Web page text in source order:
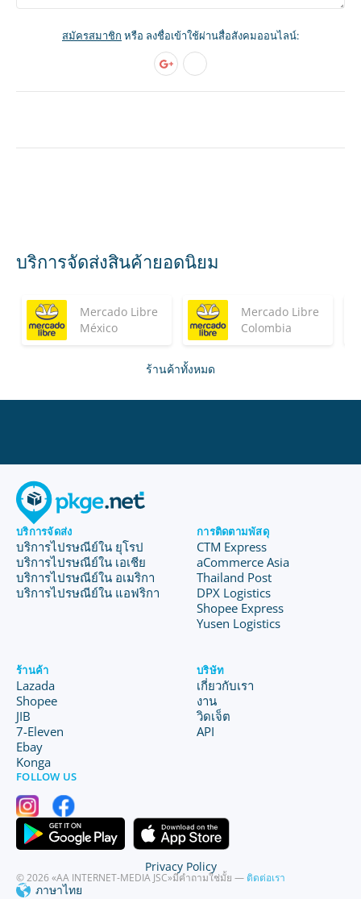
สมัครสมาชิก หรือ ลงชื่อเข้าใช้ผ่านสื่อสังคมออนไลน์:
บริการจัดส่งสินค้ายอดนิยม
Mercado Libre
México
Mercado Libre
Colombia
ร้านค้าทั้งหมด
บริการจัดส่ง
บริการไปรษณีย์ใน ยุโรป
บริการไปรษณีย์ใน เอเชีย
บริการไปรษณีย์ใน อเมริกา
บริการไปรษณีย์ใน แอฟริกา
การติดตามพัสดุ
CTM Express
aCommerce Asia
Thailand Post
DPX Logistics
Shopee Express
Yusen Logistics
ร้านค้า
Lazada
Shopee
JIB
7-Eleven
Ebay
Konga
บริษัท
เกี่ยวกับเรา
งาน
วิดเจ็ต
API
FOLLOW US
© 2026 «AA INTERNET-MEDIA JSC»มีคำถามใช่มั้ย — ติดต่อเรา
ภาษาไทย
Privacy Policy